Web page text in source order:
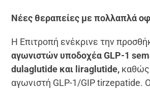
Νέες θεραπείες με πολλαπλά
Η Επιτροπή ενέκρινε την
αγωνιστών υποδοχέα GLP-1
dulaglutide και liraglutide, καθώς
αγωνιστή GLP-1/GIP tirzepatide.